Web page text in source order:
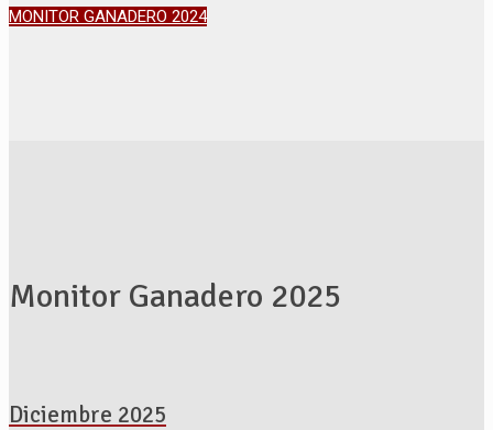
MONITOR GANADERO 2024
Monitor Ganadero 2025
Diciembre 2025